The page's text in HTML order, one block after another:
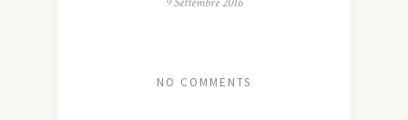
NO COMMENTS